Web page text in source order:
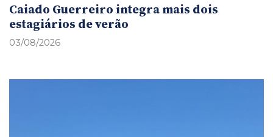
Caiado Guerreiro integra mais dois
estagiários de verão
03/08/2026